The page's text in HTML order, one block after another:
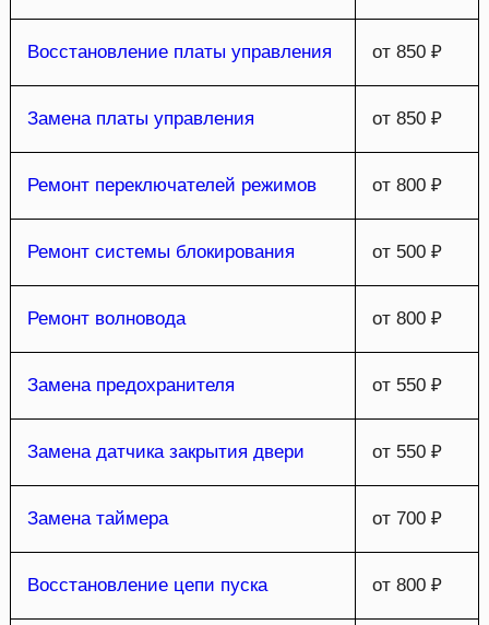
Восстановление платы управления от 850 ₽
Замена платы управления от 850 ₽
Ремонт переключателей режимов от 800 ₽
Ремонт системы блокирования от 500 ₽
Ремонт волновода от 800 ₽
Замена предохранителя от 550 ₽
Замена датчика закрытия двери от 550 ₽
Замена таймера от 700 ₽
Восстановление цепи пуска от 800 ₽